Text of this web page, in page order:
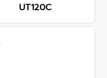
UT120C